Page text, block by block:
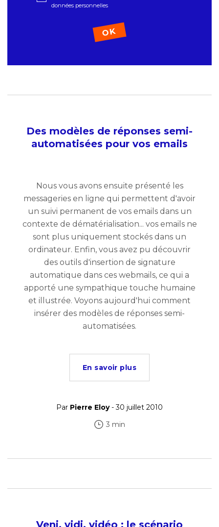
données personnelles
Des modèles de réponses semi-
automatisées pour vos emails
Nous vous avons ensuite présenté les
messageries en ligne qui permettent d'avoir
un suivi permanent de vos emails dans un
contexte de dématérialisation... vos emails ne
sont plus uniquement stockés dans un
ordinateur. Enfin, vous avez pu découvrir
des outils d'insertion de signature
automatique dans ces webmails, ce qui a
apporté une sympathique touche humaine
et illustrée. Voyons aujourd'hui comment
insérer des modèles de réponses semi-
automatisées.
En savoir plus
Par Pierre Eloy- 30 juillet 2010
3 min